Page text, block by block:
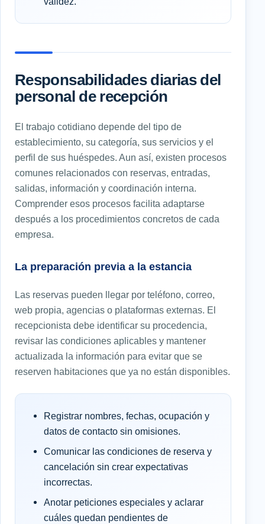
Responsabilidades diarias del
personal de recepción
El trabajo cotidiano depende del tipo de
establecimiento, su categoría, sus servicios y el
perfil de sus huéspedes. Aun así, existen procesos
comunes relacionados con reservas, entradas,
salidas, información y coordinación interna.
Comprender esos procesos facilita adaptarse
después a los procedimientos concretos de cada
empresa.
La preparación previa a la estancia
Las reservas pueden llegar por teléfono, correo,
web propia, agencias o plataformas externas. El
recepcionista debe identificar su procedencia,
revisar las condiciones aplicables y mantener
actualizada la información para evitar que se
reserven habitaciones que ya no están disponibles.
Registrar nombres, fechas, ocupación y
datos de contacto sin omisiones.
Comunicar las condiciones de reserva y
cancelación sin crear expectativas
incorrectas.
Anotar peticiones especiales y aclarar
cuáles quedan pendientes de